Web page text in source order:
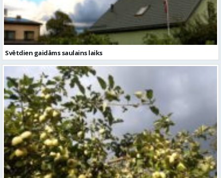
Svētdien gaidāms saulains laiks